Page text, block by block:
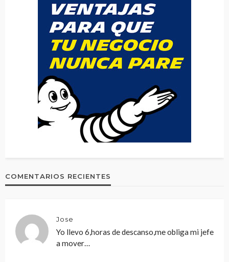
COMENTARIOS RECIENTES
Jose
Yo llevo 6,horas de descanso,me obliga mi jefe
a mover…